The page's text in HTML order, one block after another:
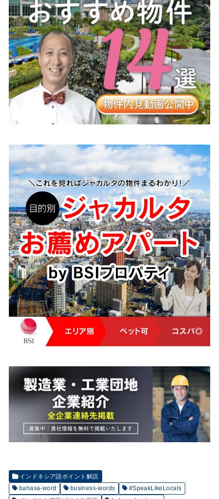
インドネシア語ポイント解説
bahasa-word
business-words
#SpeakLikeLocals